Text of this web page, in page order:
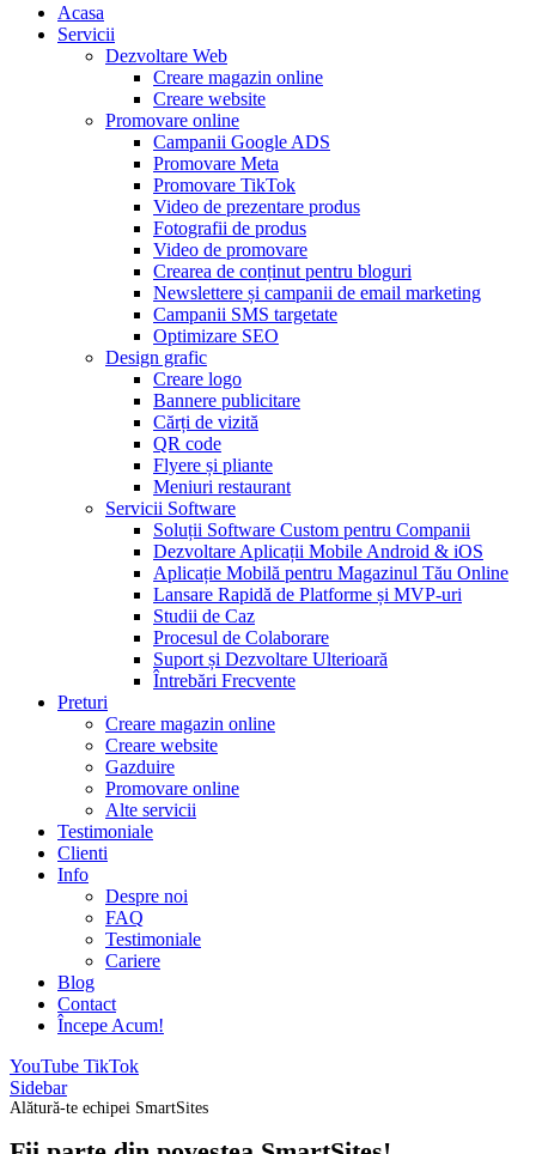
Acasa
Servicii
Dezvoltare Web
Creare magazin online
Creare website
Promovare online
Campanii Google ADS
Promovare Meta
Promovare TikTok
Video de prezentare produs
Fotografii de produs
Video de promovare
Crearea de conținut pentru bloguri
Newslettere și campanii de email marketing
Campanii SMS targetate
Optimizare SEO
Design grafic
Creare logo
Bannere publicitare
Cărți de vizită
QR code
Flyere și pliante
Meniuri restaurant
Servicii Software
Soluții Software Custom pentru Companii
Dezvoltare Aplicații Mobile Android & iOS
Aplicație Mobilă pentru Magazinul Tău Online
Lansare Rapidă de Platforme și MVP-uri
Studii de Caz
Procesul de Colaborare
Suport și Dezvoltare Ulterioară
Întrebări Frecvente
Preturi
Creare magazin online
Creare website
Gazduire
Promovare online
Alte servicii
Testimoniale
Clienti
Info
Despre noi
FAQ
Testimoniale
Cariere
Blog
Contact
Începe Acum!
YouTube TikTok
Sidebar
Alătură-te echipei SmartSites